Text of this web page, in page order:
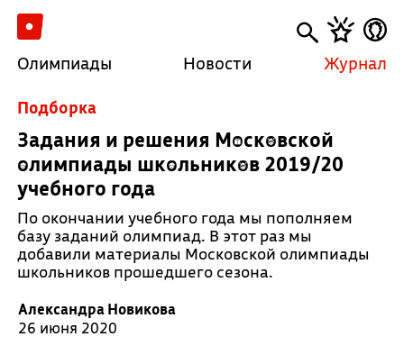
Олимпиады Новости Журнал
Подборка
Задания и решения Московской
олимпиады школьников 2019/20
учебного года
По окончании учебного года мы пополняем
базу заданий олимпиад. В этот раз мы
добавили материалы Московской олимпиады
школьников прошедшего сезона.
Александра Новикова
26 июня 2020